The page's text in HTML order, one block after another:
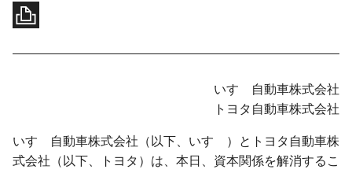
いすゞ自動車株式会社
トヨタ自動車株式会社
いすゞ自動車株式会社（以下、いすゞ）とトヨタ自動車株
式会社（以下、トヨタ）は、本日、資本関係を解消するこ